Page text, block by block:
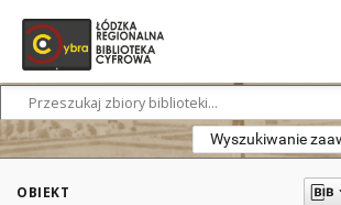
Wyszukiwanie
OBIEKT